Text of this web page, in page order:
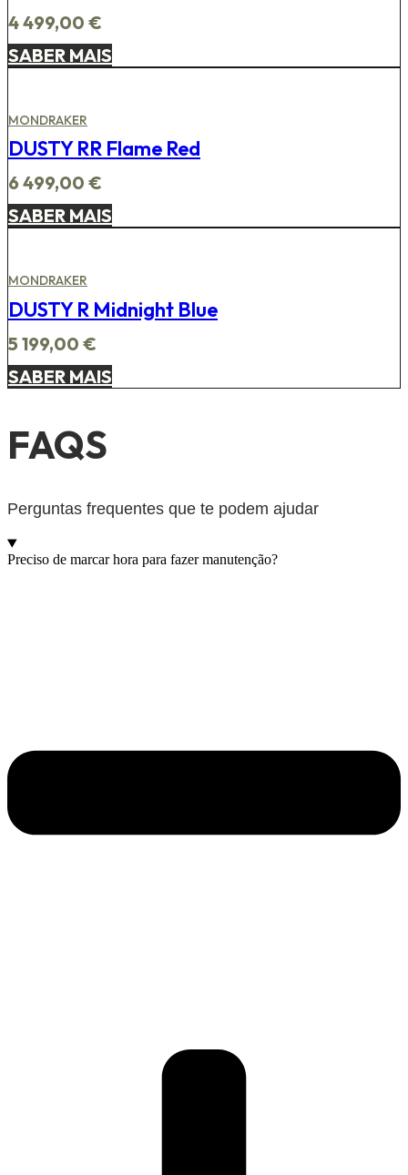
4 499,00 €
SABER MAIS
MONDRAKER
DUSTY RR Flame Red
6 499,00 €
SABER MAIS
MONDRAKER
DUSTY R Midnight Blue
5 199,00 €
SABER MAIS
FAQS
Perguntas frequentes que te podem ajudar
Preciso de marcar hora para fazer manutenção?